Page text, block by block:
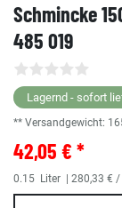
Schmincke
485 019
Lagernd - sofort
** Versandgewicht:
42,05 € *
0.15 Liter | 280,33 €